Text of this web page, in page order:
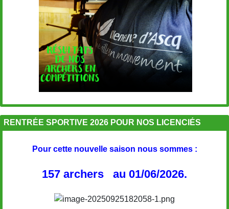
RENTRÉE SPORTIVE 2026 POUR NOS LICENCIÉS
Pour cette nouvelle saison nous sommes :
157 archers au 01/06/2026.